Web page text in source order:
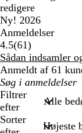
redigere
Ny! 2026
Anmeldelser
4.5(6161
anmeldelser
)
Sådan indsamler
Anmeldt af 61
Min
søgetekst
Filtrer
efter
Sorter